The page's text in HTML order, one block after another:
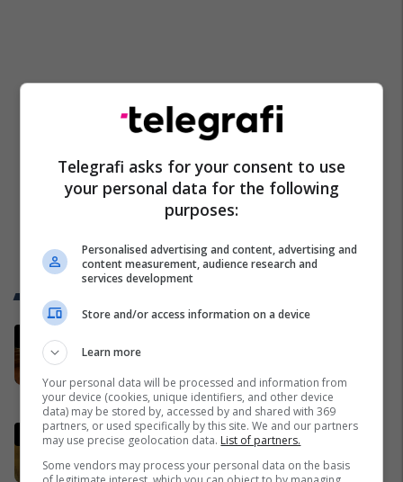
Trend Telegrafi
çmimi që duhet ta paguaj për t’u
takuar e bashkëbiseduar jam i
lumtur ta bëj këtë
Kosovë
Kurti: Nëse hedhja me vezë është
takuar e bashkëbiseduar jam i
Telegrafi asks for your consent to use
your personal data for the following
purposes:
Personalised advertising and content, advertising and
content measurement, audience research and
services development
Store and/or access information on a device
Learn more
Your personal data will be processed and information from
your device (cookies, unique identifiers, and other device
data) may be stored by, accessed by and shared with 369
partners, or used specifically by this site. We and our partners
may use precise geolocation data. List of partners.
Some vendors may process your personal data on the basis